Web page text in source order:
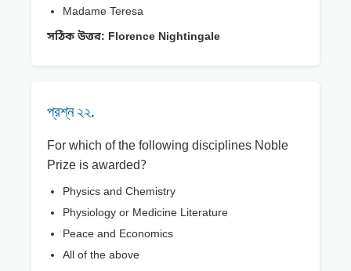
Madame Teresa
সঠিক উত্তর: Florence Nightingale
প্রশ্ন ২২.
For which of the following disciplines Noble
Prize is awarded?
Physics and Chemistry
Physiology or Medicine Literature
Peace and Economics
All of the above